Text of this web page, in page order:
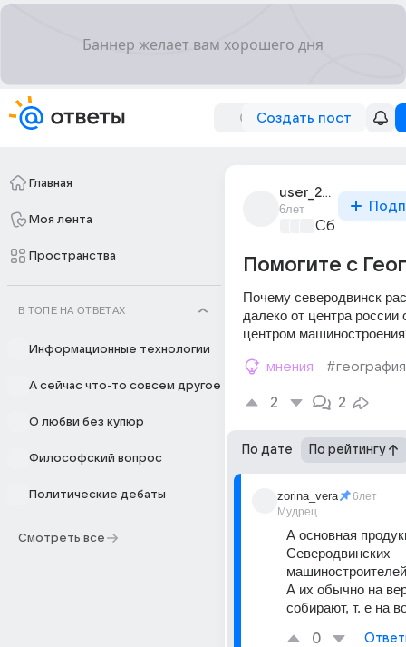
Создать пост
Главная
Моя лента
Пространства
В ТОПЕ НА ОТВЕТАХ
Информационные технологии
А сейчас что-то совсем другое
О любви без купюр
Философский вопрос
Политические дебаты
Смотреть все
user_203757294
6лет
Сборная
Помогите с
Почему северодвинск
далеко от центра россии
центром
мнения #география
2 2
По дате По рейтингу
zorina_vera
Мудрец
6лет
А основная
Северодвинских
А их обычно на
собирают, т. е на
0